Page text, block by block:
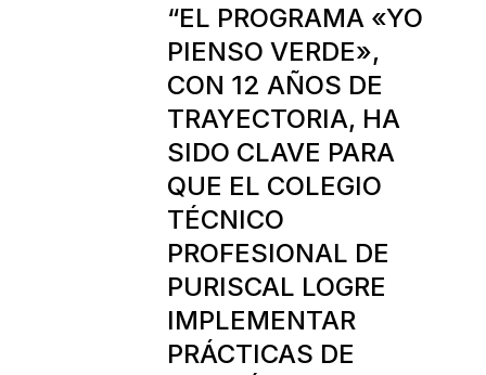
“EL PROGRAMA «YO
PIENSO VERDE»,
CON 12 AÑOS DE
TRAYECTORIA, HA
SIDO CLAVE PARA
QUE EL COLEGIO
TÉCNICO
PROFESIONAL DE
PURISCAL LOGRE
IMPLEMENTAR
PRÁCTICAS DE